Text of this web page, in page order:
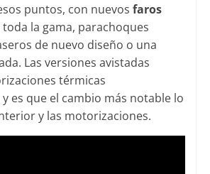
puntos, con nuevos faros
toda la gama, parachoques
de nuevo diseño o una
Las versiones avistadas
térmicas
es que el cambio más notable lo
y las motorizaciones.